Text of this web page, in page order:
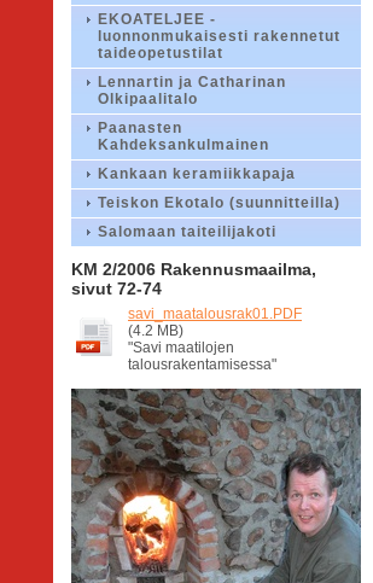
EKOATELJEE -
luonnonmukaisesti rakennetut
taideopetustilat
Lennartin ja Catharinan
Olkipaalitalo
Paanasten
Kahdeksankulmainen
Kankaan keramiikkapaja
Teiskon Ekotalo (suunnitteilla)
Salomaan taiteilijakoti
KM 2/2006 Rakennusmaailma,
sivut 72-74
savi_maatalousrak01.PDF
(4.2 MB)
"Savi maatilojen
talousrakentamisessa"